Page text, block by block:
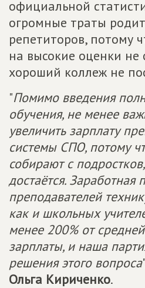
официальной
огромные траты
репетиторов, потому
на высокие оценки не
хороший коллеж не
"Помимо введения
обучения, не менее
увеличить зарплату
системы СПО, потому
собирают с
достаётся. Заработная
преподавателей
как и школьных
менее 200% от
зарплаты, и наша
решения этого вопроса
Ольга Кириченко.